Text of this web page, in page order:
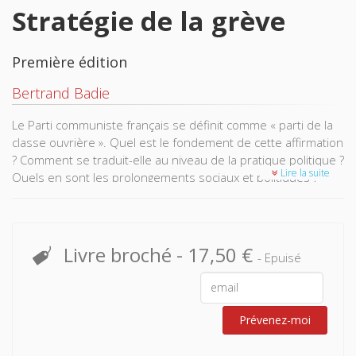
Stratégie de la grève
Première édition
Bertrand Badie
Le Parti communiste français se définit comme « parti de la
classe ouvrière ». Quel est le fondement de cette affirmation
? Comment se traduit-elle au niveau de la pratique politique ?
Quels en sont les prolongements sociaux et politiques ?
au moment où celle-ci affirme avec le plus de netteté son
identité, ses revendications et ses as­pirations. Le recours
aux matériaux fournis par l'analyse fonctionnaliste permet
d'approfondir, en cours de recherche, certains des
problèmes que se pose encore la science politique :
comment s'articulent les forces so­ciales et les forces
Lire la suite
Livre broché - 17,50 € - Epuisé
Prévenez-moi